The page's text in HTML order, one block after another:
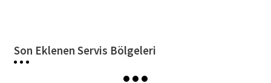
Son Eklenen Servis Bölgeleri